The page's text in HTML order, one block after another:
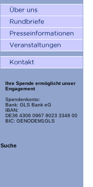
Ihre Spende ermöglicht unser
Engagement
Spendenkonto:
Bank: GLS Bank eG
IBAN:
DE36 4306 0967 8023 3348 00
BIC: GENODEM1GLS
Suche